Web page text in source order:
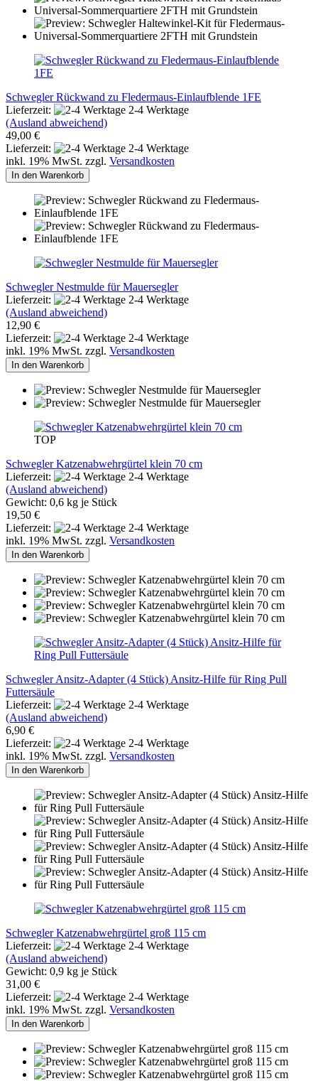
Schwegler Rückwand zu Fledermaus-Einlaufblende 1FE
Lieferzeit:
2-4 Werktage
(Ausland abweichend)
49,00 €
Lieferzeit:
2-4 Werktage
inkl. 19% MwSt. zzgl. Versandkosten
In den Warenkorb
Schwegler Nestmulde für Mauersegler
Lieferzeit:
2-4 Werktage
(Ausland abweichend)
12,90 €
Lieferzeit:
2-4 Werktage
inkl. 19% MwSt. zzgl. Versandkosten
In den Warenkorb
TOP
Schwegler Katzenabwehrgürtel klein 70 cm
Lieferzeit:
2-4 Werktage
(Ausland abweichend)
Gewicht: 0,6 kg je Stück
19,50 €
Lieferzeit:
2-4 Werktage
inkl. 19% MwSt. zzgl. Versandkosten
In den Warenkorb
Schwegler Ansitz-Adapter (4 Stück) Ansitz-Hilfe für Ring Pull
Futtersäule
Lieferzeit:
2-4 Werktage
(Ausland abweichend)
6,90 €
Lieferzeit:
2-4 Werktage
inkl. 19% MwSt. zzgl. Versandkosten
In den Warenkorb
Schwegler Katzenabwehrgürtel groß 115 cm
Lieferzeit:
2-4 Werktage
(Ausland abweichend)
Gewicht: 0,9 kg je Stück
31,00 €
Lieferzeit:
2-4 Werktage
inkl. 19% MwSt. zzgl. Versandkosten
In den Warenkorb